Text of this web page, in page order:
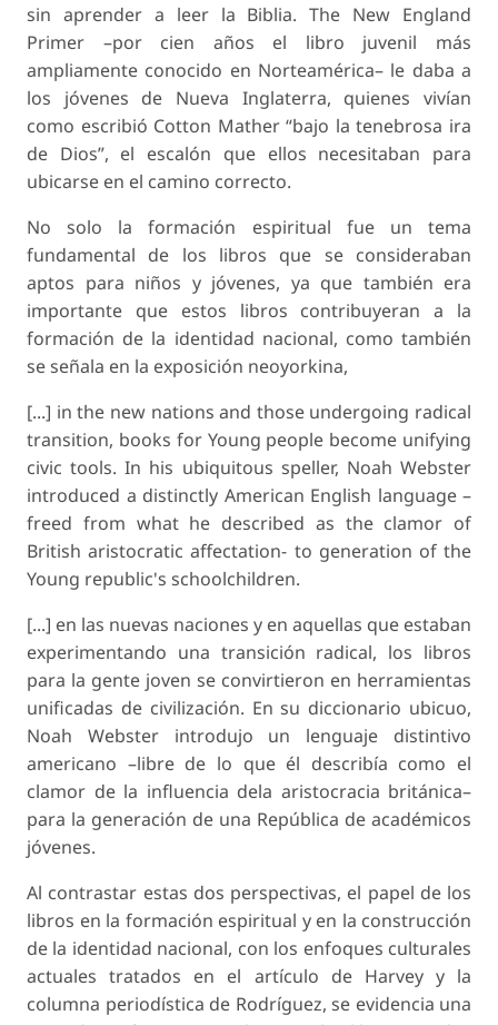
sin aprender a leer la Biblia. The New England
Primer –por cien años el libro juvenil más
ampliamente conocido en Norteamérica– le daba a
los jóvenes de Nueva Inglaterra, quienes vivían
como escribió Cotton Mather “bajo la tenebrosa ira
de Dios”, el escalón que ellos necesitaban para
ubicarse en el camino correcto.
No solo la formación espiritual fue un tema
fundamental de los libros que se consideraban
aptos para niños y jóvenes, ya que también era
importante que estos libros contribuyeran a la
formación de la identidad nacional, como también
se señala en la exposición neoyorkina,
[...] in the new nations and those undergoing radical
transition, books for Young people become unifying
civic tools. In his ubiquitous speller, Noah Webster
introduced a distinctly American English language –
freed from what he described as the clamor of
British aristocratic affectation- to generation of the
Young republic's schoolchildren.
[...] en las nuevas naciones y en aquellas que estaban
experimentando una transición radical, los libros
para la gente joven se convirtieron en herramientas
unificadas de civilización. En su diccionario ubicuo,
Noah Webster introdujo un lenguaje distintivo
americano –libre de lo que él describía como el
clamor de la influencia dela aristocracia británica–
para la generación de una República de académicos
jóvenes.
Al contrastar estas dos perspectivas, el papel de los
libros en la formación espiritual y en la construcción
de la identidad nacional, con los enfoques culturales
actuales tratados en el artículo de Harvey y la
columna periodística de Rodríguez, se evidencia una